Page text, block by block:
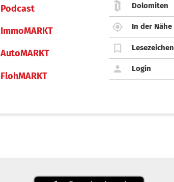
Podcast
ImmoMARKT
AutoMARKT
FlohMARKT
Dolomiten
In der Nähe
Lesezeichen
Login